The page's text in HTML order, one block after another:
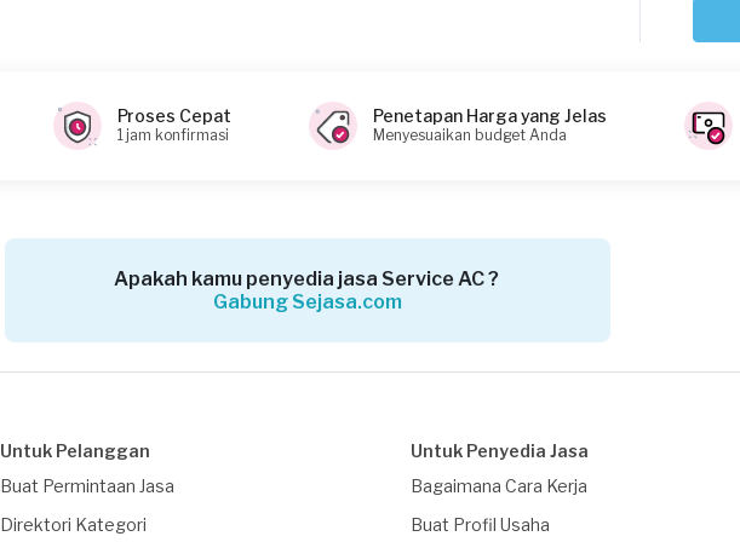
Jakarta Barat, Jakarta
Jakarta Timur, Jakarta
Jakarta Timur, Jakarta
Proses Cepat
1 jam konfirmasi
Penetapan Harga yang Jelas
Menyesuaikan budget Anda
Apakah kamu penyedia jasa Service AC ?
Gabung Sejasa.com
Untuk Pelanggan
Buat Permintaan Jasa
Direktori Kategori
Untuk Penyedia Jasa
Bagaimana Cara Kerja
Buat Profil Usaha